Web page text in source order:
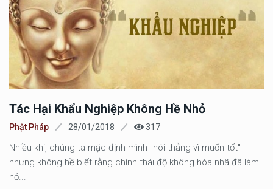
Tác Hại Khẩu Nghiệp Không Hề Nhỏ
Phật Pháp 28/01/2018 317
Nhiều khi, chúng ta mặc định mình "nói thẳng vì muốn tốt"
nhưng không hề biết rằng chính thái độ không hòa nhã đã làm
hỏ...